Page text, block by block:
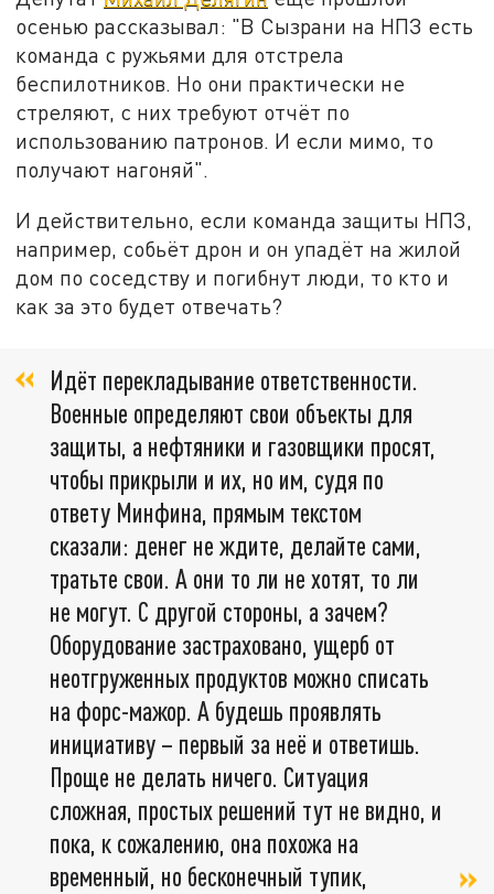
осенью рассказывал: "В Сызрани на НПЗ есть
команда с ружьями для отстрела
беспилотников. Но они практически не
стреляют, с них требуют отчёт по
использованию патронов. И если мимо, то
получают нагоняй".
И действительно, если команда защиты НПЗ,
например, собьёт дрон и он упадёт на жилой
дом по соседству и погибнут люди, то кто и
как за это будет отвечать?
Идёт перекладывание ответственности.
Военные определяют свои объекты для
защиты, а нефтяники и газовщики просят,
чтобы прикрыли и их, но им, судя по
ответу Минфина, прямым текстом
сказали: денег не ждите, делайте сами,
тратьте свои. А они то ли не хотят, то ли
не могут. С другой стороны, а зачем?
Оборудование застраховано, ущерб от
неотгруженных продуктов можно списать
на форс-мажор. А будешь проявлять
инициативу – первый за неё и ответишь.
Проще не делать ничего. Ситуация
сложная, простых решений тут не видно, и
пока, к сожалению, она похожа на
временный, но бесконечный тупик,